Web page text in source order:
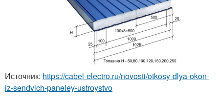
Источник: https://cabel-electro.ru/novosti/otkosy-dlya-okon-
iz-sendvich-paneley-ustroystvo